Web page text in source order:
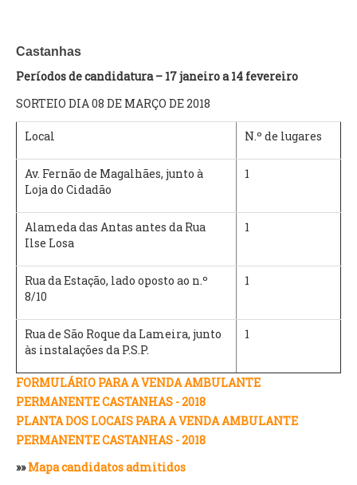
Castanhas
Períodos de candidatura – 17 janeiro a 14 fevereiro
SORTEIO DIA 08 DE MARÇO DE 2018
Local N.º de lugares
Av. Fernão de Magalhães, junto à
Loja do Cidadão
1
Alameda das Antas antes da Rua
Ilse Losa
1
Rua da Estação, lado oposto ao n.º
8/10
1
Rua de São Roque da Lameira, junto
às instalações da P.S.P.
1
FORMULÁRIO PARA A VENDA AMBULANTE
PERMANENTE CASTANHAS - 2018
PLANTA DOS LOCAIS PARA A VENDA AMBULANTE
PERMANENTE CASTANHAS - 2018
»»Mapa candidatos admitidos